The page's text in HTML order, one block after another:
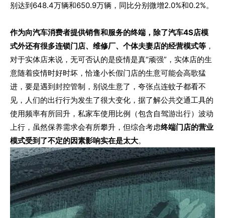
别达到648.4万辆和650.9万辆，同比分别微增2.0%和0.2%。
作为向汽车消费者提供销售和服务的终端，除了汽车4S店模
式外还有很多连锁门店、维修厂、个体夫妻店的经营模式等 ，
对于实体店来说，无可否认的是疫情是真“顽强”，实体店的生
意随着疫情时好时坏，恰逢小长假门店的生意可能会高歌猛
进，要是遇到封控管制，别说生意了，夸张点连蚊子都看不
见，人们的出行行为发生了很大变化，据了解公共交通工具的
使用频率有所回升，私家车使用比例（包含自驾游出行）波动
上行，虽然保养需求会有所攀升，但综合考虑终端门店的营业
模式受到了不定的因素影响实在是太大。